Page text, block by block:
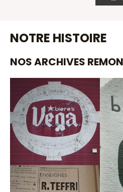
NOTRE HISTOIRE
NOS ARCHIVES